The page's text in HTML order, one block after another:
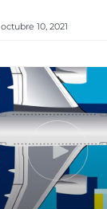
octubre 10, 2021